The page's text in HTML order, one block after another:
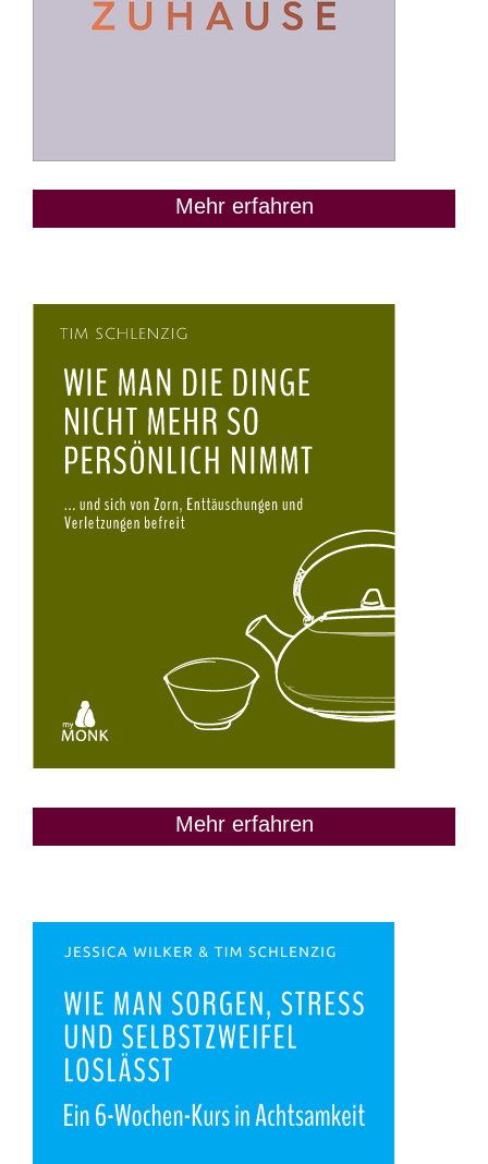
Mehr erfahren
Mehr erfahren